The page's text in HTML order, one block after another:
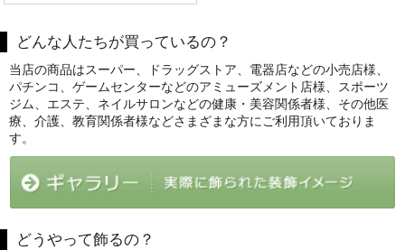
どんな人たちが買っているの？
当店の商品はスーパー、ドラッグストア、電器店などの小売店様、
パチンコ、ゲームセンターなどのアミューズメント店様、スポーツ
ジム、エステ、ネイルサロンなどの健康・美容関係者様、その他医
療、介護、教育関係者様などさまざまな方にご利用頂いておりま
す。
どうやって飾るの？